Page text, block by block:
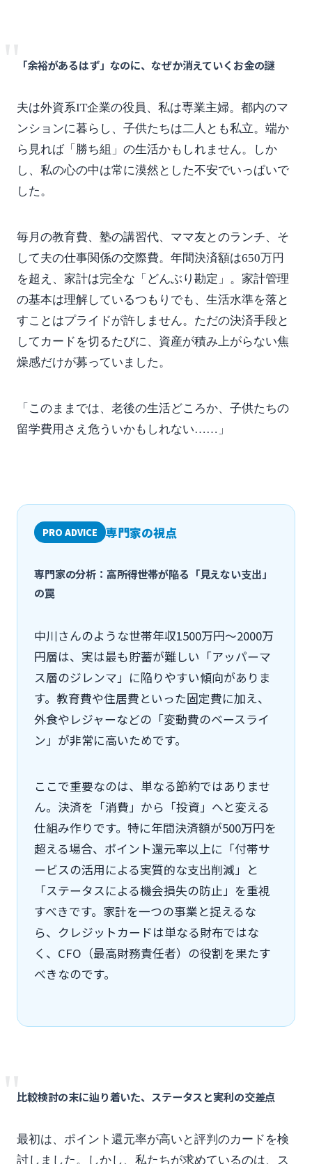
「余裕があるはず」なのに、なぜか消えていくお金の謎
夫は外資系IT企業の役員、私は専業主婦。都内のマ
ンションに暮らし、子供たちは二人とも私立。端か
ら見れば「勝ち組」の生活かもしれません。しか
し、私の心の中は常に漠然とした不安でいっぱいで
した。
毎月の教育費、塾の講習代、ママ友とのランチ、そ
して夫の仕事関係の交際費。年間決済額は650万円
を超え、家計は完全な「どんぶり勘定」。家計管理
の基本は理解しているつもりでも、生活水準を落と
すことはプライドが許しません。ただの決済手段と
してカードを切るたびに、資産が積み上がらない焦
燥感だけが募っていました。
「このままでは、老後の生活どころか、子供たちの
留学費用さえ危ういかもしれない……」
PRO ADVICE 専門家の視点
専門家の分析：高所得世帯が陥る「見えない支出」
の罠
中川さんのような世帯年収1500万円〜2000万
円層は、実は最も貯蓄が難しい「アッパーマ
ス層のジレンマ」に陥りやすい傾向がありま
す。教育費や住居費といった固定費に加え、
外食やレジャーなどの「変動費のベースライ
ン」が非常に高いためです。
ここで重要なのは、単なる節約ではありませ
ん。決済を「消費」から「投資」へと変える
仕組み作りです。特に年間決済額が500万円を
超える場合、ポイント還元率以上に「付帯サ
ービスの活用による実質的な支出削減」と
「ステータスによる機会損失の防止」を重視
すべきです。家計を一つの事業と捉えるな
ら、クレジットカードは単なる財布ではな
く、CFO（最高財務責任者）の役割を果たす
べきなのです。
"
比較検討の末に辿り着いた、ステータスと実利の交差点
最初は、ポイント還元率が高いと評判のカードを検
討しました。しかし、私たちが求めているのは、ス